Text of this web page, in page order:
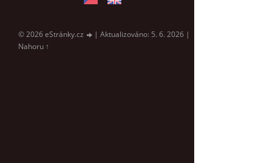
© 2026 eStránky.cz | Aktualizováno: 5. 6. 2026 |
Nahoru ↑